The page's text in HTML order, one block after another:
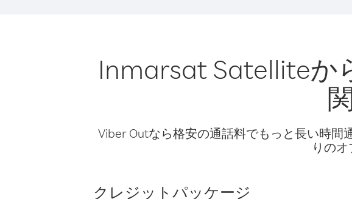
Inmarsat Satelliteか
Viber Outなら格安の通話料でもっと長い時
りの
クレジットパッケージ